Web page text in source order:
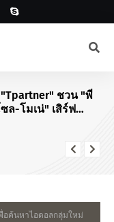
ชวน "พี่
ล-โมเน่" เสิร์ฟ
อค้นหาไอดอลกลุ่มใหม่